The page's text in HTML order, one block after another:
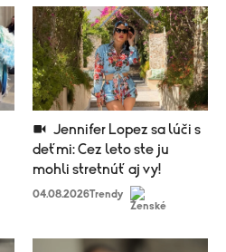
deťmi: Cez leto ste ju
mohli stretnúť aj vy!
04.08.2026Trendy